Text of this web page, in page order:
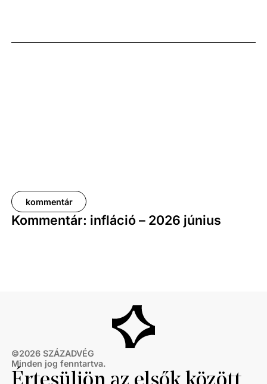
százalékot, a nettóé 11,0 százalékot tett ki, emellett
kommentár
Kommentár: infláció – 2026 június
©2026 SZÁZADVÉG
Minden jog fenntartva.